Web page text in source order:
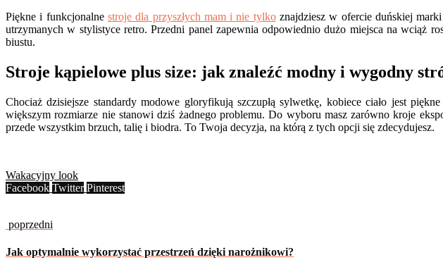
Piękne i funkcjonalne stroje dla przyszłych mam i nie tylkoznajdziesz w ofercie duńskiej
utrzymanych w stylistyce retro. Przedni panel zapewnia odpowiednio dużo miejsca na wciąż
biustu.
Stroje kąpielowe plus size: jak znaleźć modny i wygodny
Chociaż dzisiejsze standardy modowe gloryfikują szczupłą sylwetkę, kobiece ciało jest
większym rozmiarze nie stanowi dziś żadnego problemu. Do wyboru masz zarówno kroje
przede wszystkim brzuch, talię i biodra. To Twoja decyzja, na którą z tych opcji się zdecydujesz.
Wakacyjny look
Facebook Twitter Pinterest
poprzedni
Jak optymalnie wykorzystać przestrzeń dzięki narożnikowi?